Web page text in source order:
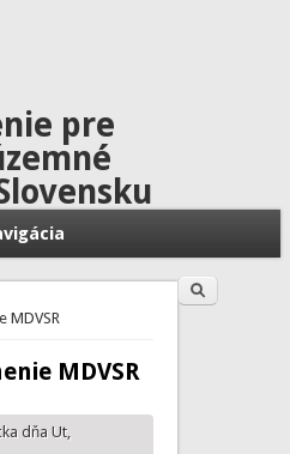
pre
MDVSR
MDVSR
dňa Ut,
Hľadať